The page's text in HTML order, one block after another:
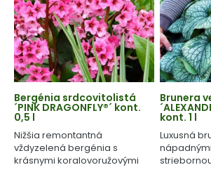
Bergénia srdcovitolistá
´PINK DRAGONFLY®´ kont.
0,5 l
Nižšia remontantná
vždyzelená bergénia s
krásnymi koralovoružovými
Brunera
kont. 1 l
Luxusná